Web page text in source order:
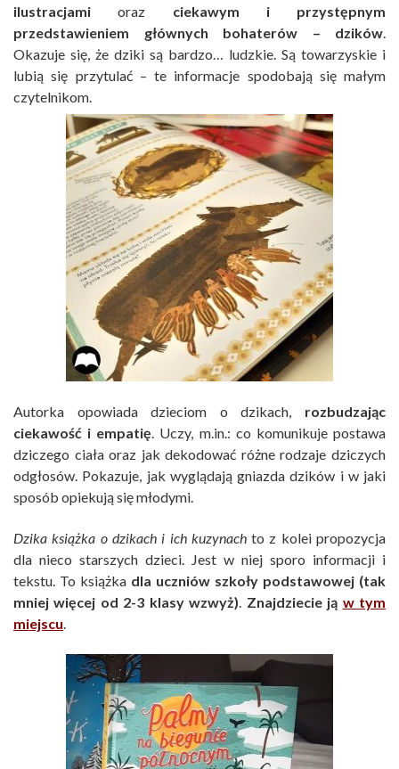
ilustracjami oraz ciekawym i przystępnym
przedstawieniem głównych bohaterów – dzików.
Okazuje się, że dziki są bardzo… ludzkie. Są towarzyskie i
lubią się przytulać – te informacje spodobają się małym
czytelnikom.
Autorka opowiada dzieciom o dzikach,
rozbudzając
ciekawość i empatię . Uczy, m.in.: co komunikuje postawa
dziczego ciała oraz jak dekodować różne rodzaje dziczych
odgłosów. Pokazuje, jak wyglądają gniazda dzików i w jaki
sposób opiekują się młodymi.
Dzika książka o dzikach i ich kuzynachto z kolei propozycja
dla nieco starszych dzieci. Jest w niej sporo informacji i
tekstu. To książka dla uczniów szkoły podstawowej (tak
mniej więcej od 2-3 klasy wzwyż) Znajdziecie ją w tym
miejscu